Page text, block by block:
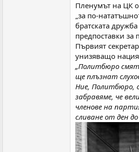
Пленумът на ЦК
„за по-
братската
предпоставки за
Първият
унизяващо
„Политбюро
ще плъзнат
Ние, Политбюро,
забравяме, че
членове на
сливане от ден